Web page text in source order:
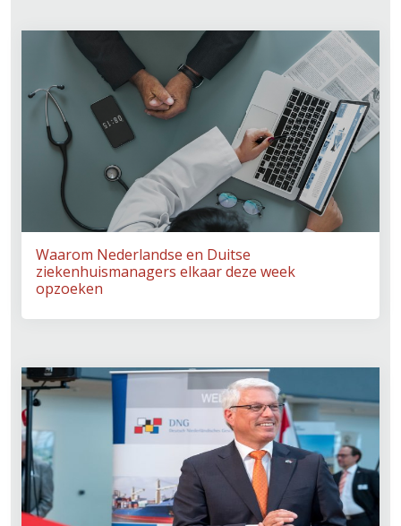
Waarom Nederlandse en Duitse
ziekenhuismanagers elkaar deze week
opzoeken